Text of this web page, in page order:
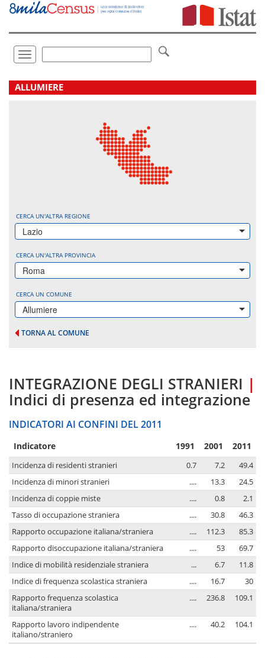
Vai
direttamente
Toggle
navigation
.
ALLUMIERE
CERCA UN'ALTRA REGIONE
Lazio
CERCA UN'ALTRA PROVINCIA
Roma
CERCA UN COMUNE
Allumiere
TORNA AL COMUNE
INTEGRAZIONE DEGLI STRANIERI |
Indici di presenza ed integrazione
INDICATORI AI CONFINI DEL 2011
Indicatore 1991 2001 2011
Incidenza di residenti stranieri 0.7 7.2
49.4
Incidenza di minori stranieri
.... 13.3
24.5
Incidenza di coppie miste
.... 0.8
2.1
Tasso di occupazione straniera
.... 30.8
46.3
Rapporto occupazione italiana/straniera
.... 112.3
85.3
Rapporto disoccupazione italiana/straniera
.... 53
69.7
Indice di mobilità residenziale straniera
... 6.7
11.8
Indice di frequenza scolastica straniera
.... 16.7
30
Rapporto frequenza scolastica
italiana/straniera
.... 236.8 109.1
Rapporto lavoro indipendente
italiano/straniero
.... 40.2 104.1